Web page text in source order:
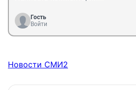
Гость
Войти
Новости СМИ2